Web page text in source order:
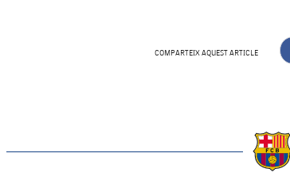
COMPARTEIX AQUEST ARTICLE